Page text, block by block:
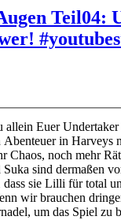
Teil04:
Euer Undertaker
Abenteuer in Harveys
Chaos, noch mehr
sind dermaßen
sie Lilli für total
wir brauchen
um das Spiel zu